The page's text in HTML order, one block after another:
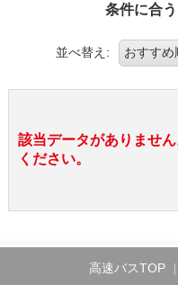
条件に合
並べ替え:
該当データがありませ
ください。
高速バスTOP